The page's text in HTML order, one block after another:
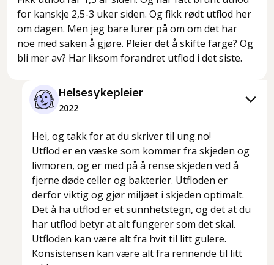
for kanskje 2,5-3 uker siden. Og fikk rødt utflod her
om dagen. Men jeg bare lurer på om om det har
noe med saken å gjøre. Pleier det å skifte farge? Og
bli mer av? Har liksom forandret utflod i det siste.
Helsesykepleier
2022
Hei, og takk for at du skriver til ung.no!
Utflod er en væske som kommer fra skjeden og
livmoren, og er med på å rense skjeden ved å
fjerne døde celler og bakterier. Utfloden er
derfor viktig og gjør miljøet i skjeden optimalt.
Det å ha utflod er et sunnhetstegn, og det at du
har utflod betyr at alt fungerer som det skal.
Utfloden kan være alt fra hvit til litt gulere.
Konsistensen kan være alt fra rennende til litt